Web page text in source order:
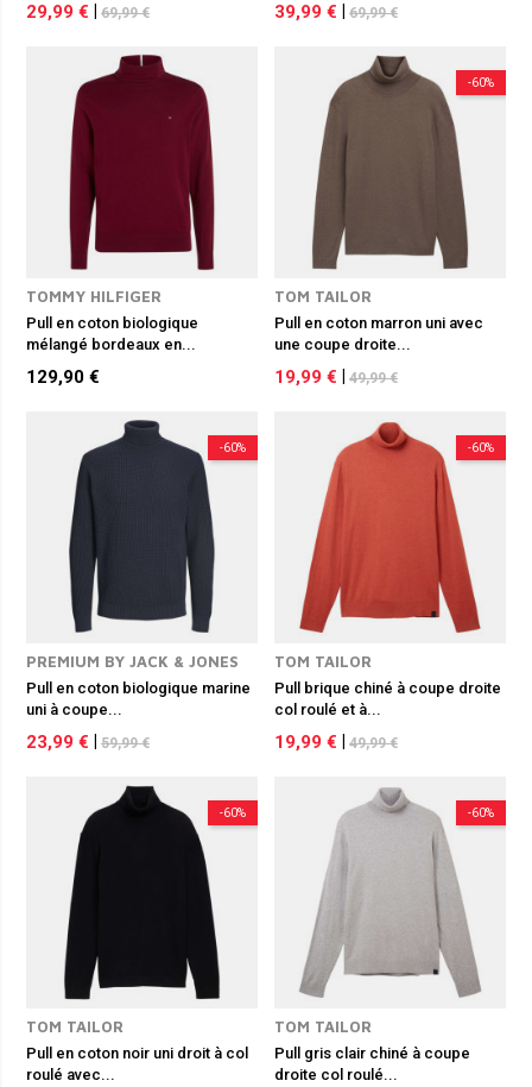
29,99 € 69,99 € 39,99 € 69,99 €
TOMMY HILFIGER
Pull en coton biologique
mélangé bordeaux en...
129,90 €
-60%
TOM TAILOR
Pull en coton marron uni avec
une coupe droite...
19,99 € 49,99 €
-60%
PREMIUM BY JACK & JONES
Pull en coton biologique marine
uni à coupe...
23,99 € 59,99 €
-60%
TOM TAILOR
Pull brique chiné à coupe droite
col roulé et à...
19,99 € 49,99 €
-60%
TOM TAILOR
Pull en coton noir uni droit à col
roulé avec...
-60%
TOM TAILOR
Pull gris clair chiné à coupe
droite col roulé...